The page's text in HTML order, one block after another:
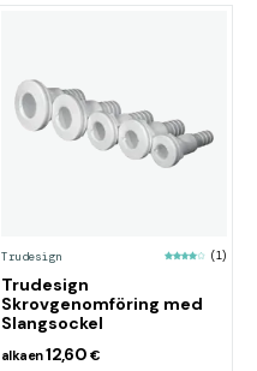
Trudesign (1)
Trudesign
Skrovgenomföring med
Slangsockel
alkaen12,60 €